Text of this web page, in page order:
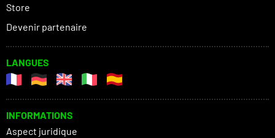
Store
Devenir partenaire
LANGUES
INFORMATIONS
Aspect juridique